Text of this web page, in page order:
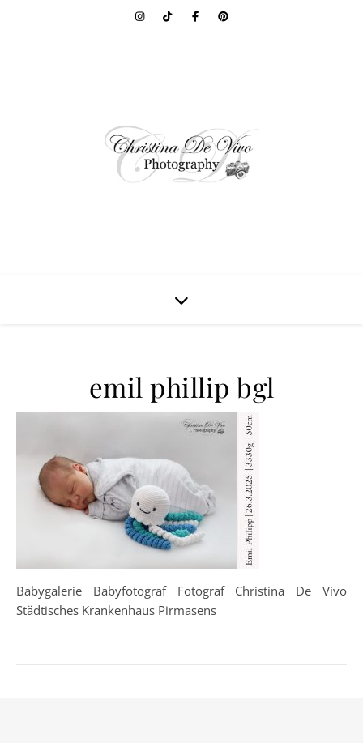
emil phillip bgl
Babygalerie Babyfotograf Fotograf Christina De Vivo
Städtisches Krankenhaus Pirmasens